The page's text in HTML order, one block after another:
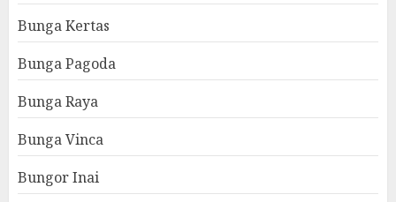
Bunga Kertas
Bunga Pagoda
Bunga Raya
Bunga Vinca
Bungor Inai